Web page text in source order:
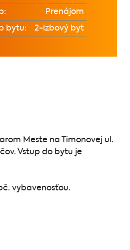
Prenájom
bytu: 2-izbový byt
Meste na Timonovej ul.
Vstup do bytu je
vybavenosťou.